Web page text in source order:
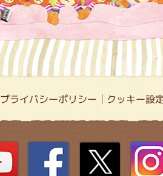
プライバシーポリシー クッキー設